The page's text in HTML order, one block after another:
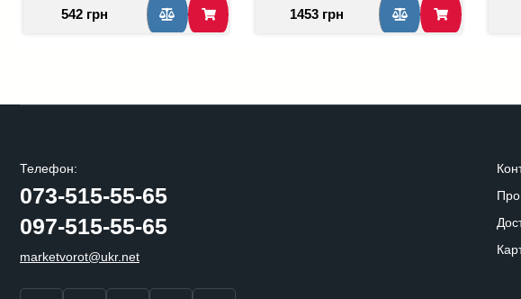
542 грн 1453 грн
Телефон:
073-515-55-65
097-515-55-65
marketvorot@ukr.net